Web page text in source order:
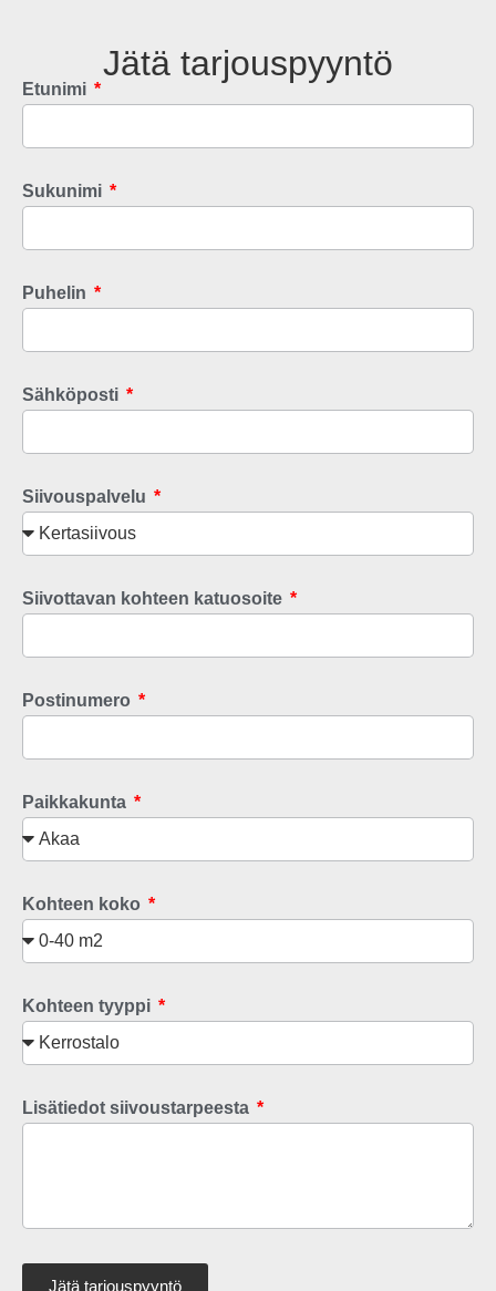
Jätä tarjouspyyntö
Etunimi
Sukunimi
Puhelin
Sähköposti
Siivouspalvelu
Siivottavan kohteen katuosoite
Postinumero
Paikkakunta
Kohteen koko
Kohteen tyyppi
Lisätiedot siivoustarpeesta
Jätä tarjouspyyntö